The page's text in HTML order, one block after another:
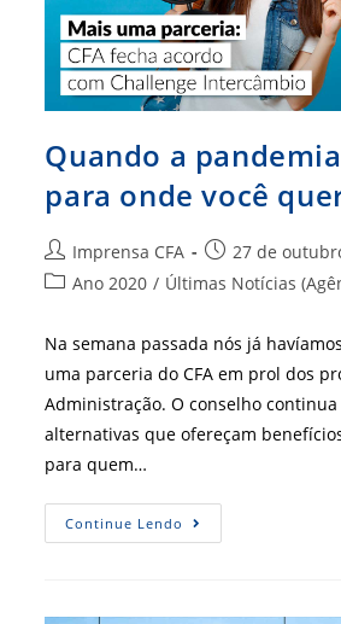
Quando a
para onde você
Autor
do
Imprensa CFA
Post
publicado:
27 de
Categoria
Ano 2020 / Últimas Notícias
Na semana passada nós já
uma parceria do CFA em prol dos
Administração. O conselho
alternativas que ofereçam
para quem…
Continue Lendo Quando
A